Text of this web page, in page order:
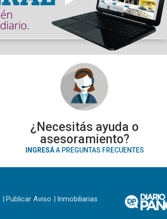
¿Necesitás ayuda o
asesoramiento?
INGRESÁA PREGUNTAS FRECUENTES
Publicar Aviso
Inmobiliarias